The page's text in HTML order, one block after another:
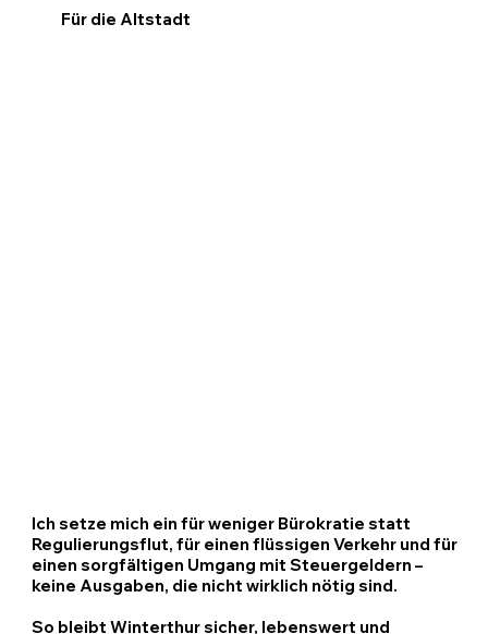
Für die Altstadt
Ich setze mich ein für weniger Bürokratie statt
Regulierungsflut, für einen flüssigen Verkehr und für
einen sorgfältigen Umgang mit Steuergeldern –
keine Ausgaben, die nicht wirklich nötig sind.
So bleibt Winterthur sicher, lebenswert und